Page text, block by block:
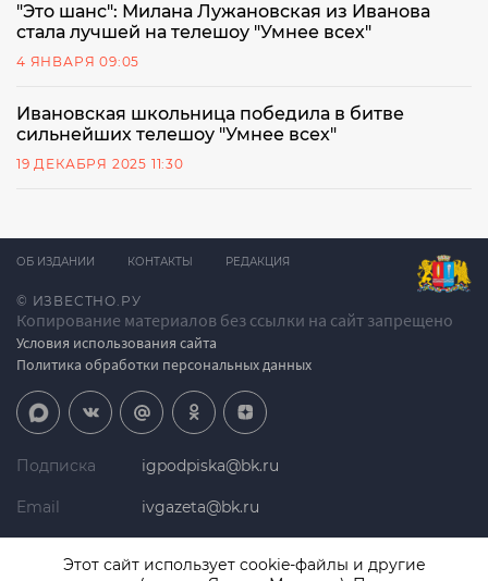
"Это шанс": Милана Лужановская из Иванова
стала лучшей на телешоу "Умнее всех"
4 ЯНВАРЯ 09:05
Ивановская школьница победила в битве
сильнейших телешоу "Умнее всех"
19 ДЕКАБРЯ 2025 11:30
© ИЗВЕСТНО.РУ
Копирование материалов без ссылки на сайт запрещено
Условия использования сайта
Политика обработки персональных данных
ОБ ИЗДАНИИ КОНТАКТЫ РЕДАКЦИЯ
Подписка igpodpiska@bk.ru
Email ivgazeta@bk.ru
Этот сайт использует cookie-файлы и другие